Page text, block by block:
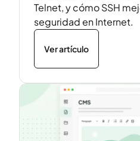
Telnet, y cómo SSH
seguridad en Internet.
Ver artículo